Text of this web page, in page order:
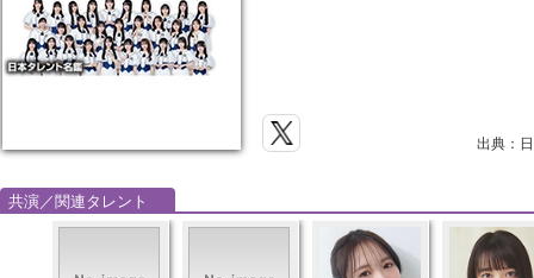
出典：
共演／関連タレント